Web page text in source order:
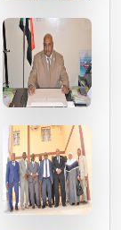
في 16 ك...
وزير